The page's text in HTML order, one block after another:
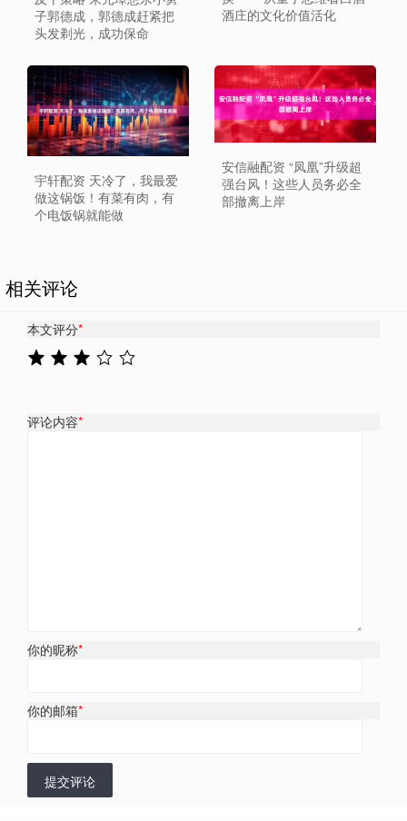
子郭德成，郭德成赶紧把
头发剃光，成功保命
酒庄的文化价值活化
宇轩配资 天冷了，我最爱
做这锅饭！有菜有肉，有
个电饭锅就能做
安信融配资 “凤凰”升级超
强台风！这些人员务必全
部撤离上岸
相关评论
本文评分*
评论内容*
你的昵称*
你的邮箱*
提交评论